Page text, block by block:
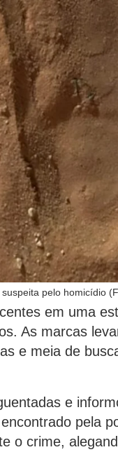
pelo homicídio
em uma
As marcas
e meia de
e
pela
o crime,